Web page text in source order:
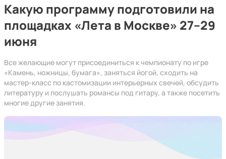
Какую программу подготовили на
площадках «Лета в Москве» 27–29
июня
Все желающие могут присоединиться к чемпионату по игре
«Камень, ножницы, бумага», заняться йогой, сходить на
мастер-класс по кастомизации интерьерных свечей, обсудить
литературу и послушать романсы под гитару, а также посетить
многие другие занятия.